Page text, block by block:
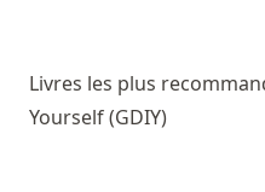
Livres les plus
Yourself (GDIY)